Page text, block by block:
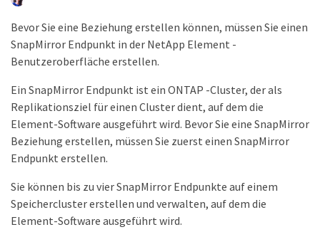
Bevor Sie eine Beziehung erstellen können, müssen Sie einen
SnapMirror Endpunkt in der NetApp Element -
Benutzeroberfläche erstellen.
Ein SnapMirror Endpunkt ist ein ONTAP -Cluster, der als
Replikationsziel für einen Cluster dient, auf dem die
Element-Software ausgeführt wird. Bevor Sie eine SnapMirror
Beziehung erstellen, müssen Sie zuerst einen SnapMirror
Endpunkt erstellen.
Sie können bis zu vier SnapMirror Endpunkte auf einem
Speichercluster erstellen und verwalten, auf dem die
Element-Software ausgeführt wird.